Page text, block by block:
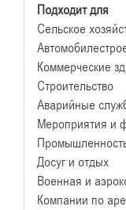
Подходит для
Сельское
Коммерческие
Строительство
Аварийные
Мероприятия и
Досуг и отдых
Военная и
Компании по